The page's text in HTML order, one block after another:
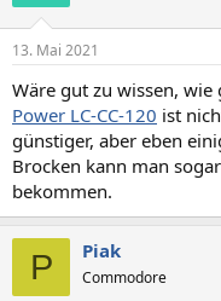
13. Mai 2021
Wäre gut zu wissen,
Power LC-CC-120 ist
günstiger, aber eben
Brocken kann man
bekommen.
P Piak
Commodore